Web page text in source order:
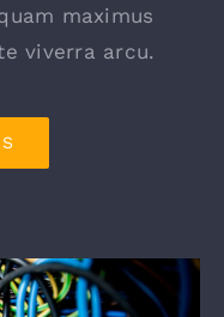
maximus
viverra arcu.